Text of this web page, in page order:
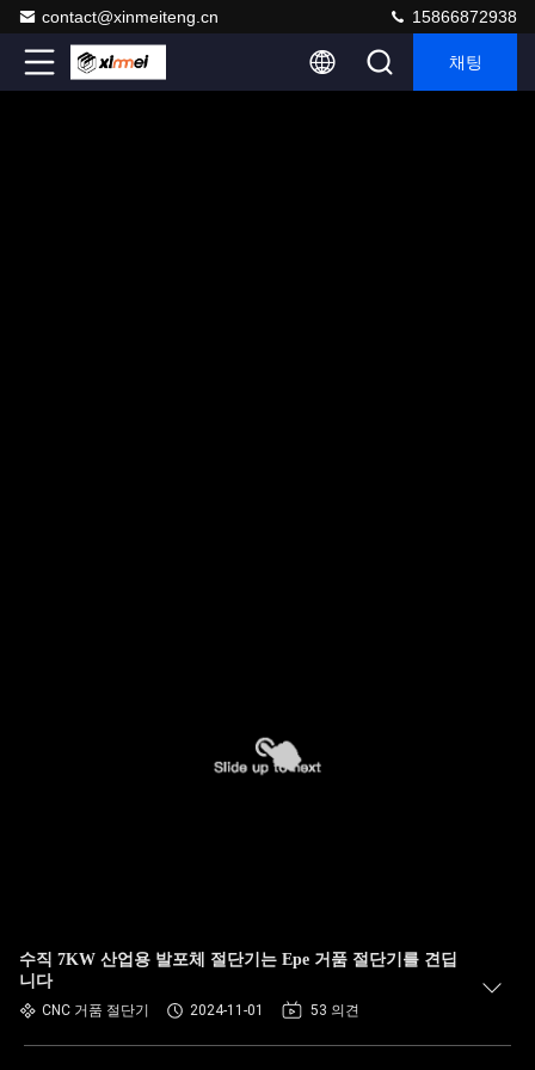
contact@xinmeiteng.cn 15866872938
채팅
수직 7KW 산업용 발포체 절단기는 Epe 거품 절단기를 견딥
니다
CNC 거품 절단기 2024-11-01 53 의견